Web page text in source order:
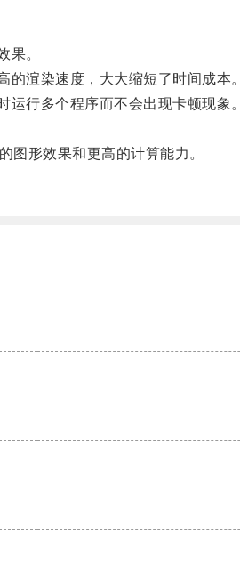
果。
渲染速度，大大缩短了时间成本。
行多个程序而不会出现卡顿现象。
形效果和更高的计算能力。